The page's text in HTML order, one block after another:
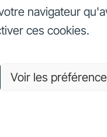
navigateur
ces cookies.
Voir les
engagements
Nos engagements
Nous